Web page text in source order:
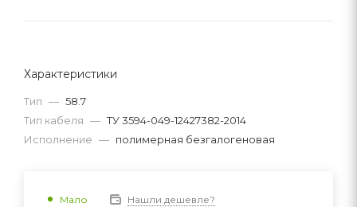
Характеристики
Тип — 58.7
Тип кабеля — ТУ 3594-049-12427382-2014
Исполнение — полимерная безгалогеновая
Мало Нашли дешевле?